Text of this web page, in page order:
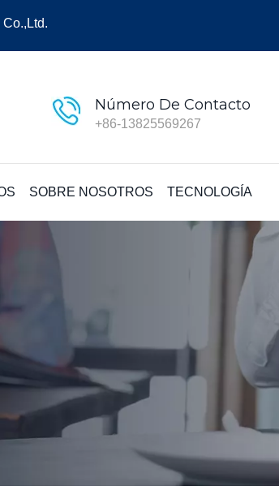
Número De Contacto
+86-13825569267
SOBRE NOSOTROS TECNOLOGÍA